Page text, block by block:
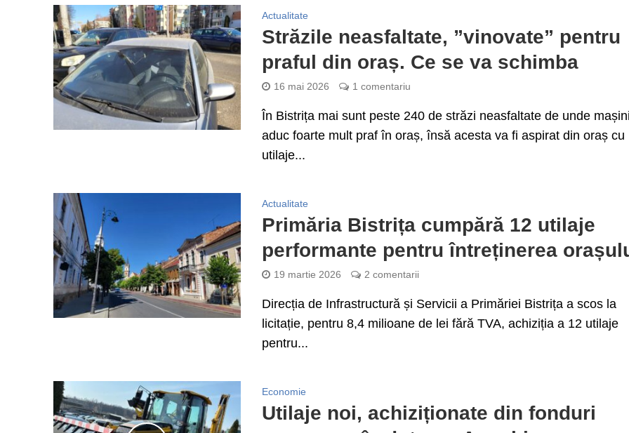
Actualitate
Străzile neasfaltate, ”vinovate” pentru
praful din oraș. Ce se va schimba
16 mai 2026 1 comentariu
În Bistrița mai sunt peste 240 de străzi neasfaltate de unde
aduc foarte mult praf în oraș, însă acesta va fi aspirat din oraș cu
utilaje...
Actualitate
Primăria Bistrița cumpără 12 utilaje
performante pentru întreținerea
19 martie 2026 2 comentarii
Direcția de Infrastructură și Servicii a Primăriei Bistrița a scos la
licitație, pentru 8,4 milioane de lei fără TVA, achiziția a 12 utilaje
pentru...
Economie
Utilaje noi, achiziționate din fonduri